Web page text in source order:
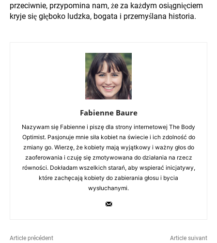
przeciwnie, przypomina nam, że za każdym osiągnięciem
kryje się głęboko ludzka, bogata i przemyślana historia.
Fabienne Baure
Nazywam się Fabienne i piszę dla strony internetowej The Body
Optimist. Pasjonuje mnie siła kobiet na świecie i ich zdolność do
zmiany go. Wierzę, że kobiety mają wyjątkowy i ważny głos do
zaoferowania i czuję się zmotywowana do działania na rzecz
równości. Dokładam wszelkich starań, aby wspierać inicjatywy,
które zachęcają kobiety do zabierania głosu i bycia
wysłuchanymi.
Article précédent Article suivant